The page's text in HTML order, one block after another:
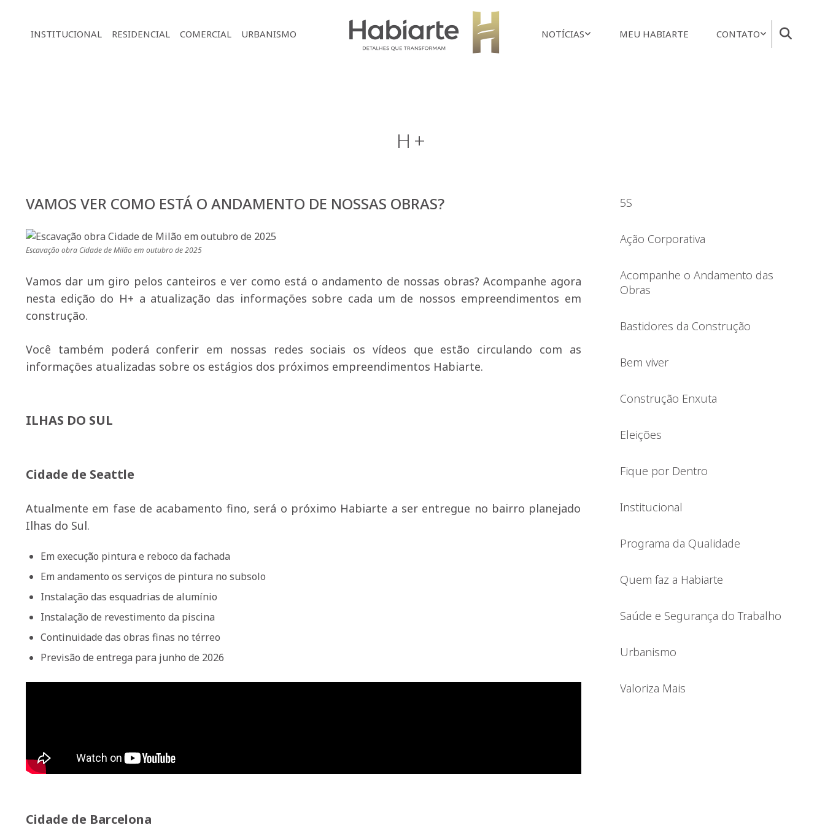
INSTITUCIONAL RESIDENCIAL COMERCIAL URBANISMO NOTÍCIAS MEU HABIARTE CONTATO
H+
VAMOS VER COMO ESTÁ O ANDAMENTO DE NOSSAS OBRAS?
Escavação obra Cidade de Milão em outubro de 2025
Vamos dar um giro pelos canteiros e ver como está o andamento de nossas obras? Acompanhe agora
nesta edição do H+ a atualização das informações sobre cada um de nossos empreendimentos em
construção.
Você também poderá conferir em nossas redes sociais os vídeos que estão circulando com as
informações atualizadas sobre os estágios dos próximos empreendimentos Habiarte.
ILHAS DO SUL
Cidade de Seattle
Atualmente em fase de acabamento fino, será o próximo Habiarte a ser entregue no bairro planejado
Ilhas do Sul.
Em execução pintura e reboco da fachada
Em andamento os serviços de pintura no subsolo
Instalação das esquadrias de alumínio
Instalação de revestimento da piscina
Continuidade das obras finas no térreo
Previsão de entrega para junho de 2026
Cidade de Barcelona
5S
Ação Corporativa
Acompanhe o Andamento das
Obras
Bastidores da Construção
Bem viver
Construção Enxuta
Eleições
Fique por Dentro
Institucional
Programa da Qualidade
Quem faz a Habiarte
Saúde e Segurança do Trabalho
Urbanismo
Valoriza Mais